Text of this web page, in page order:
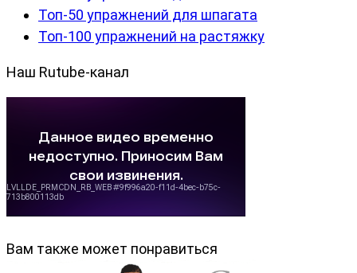
Топ-50 упражнений для шпагата
Топ-100 упражнений на растяжку
Наш Rutube-канал
Вам также может понравиться